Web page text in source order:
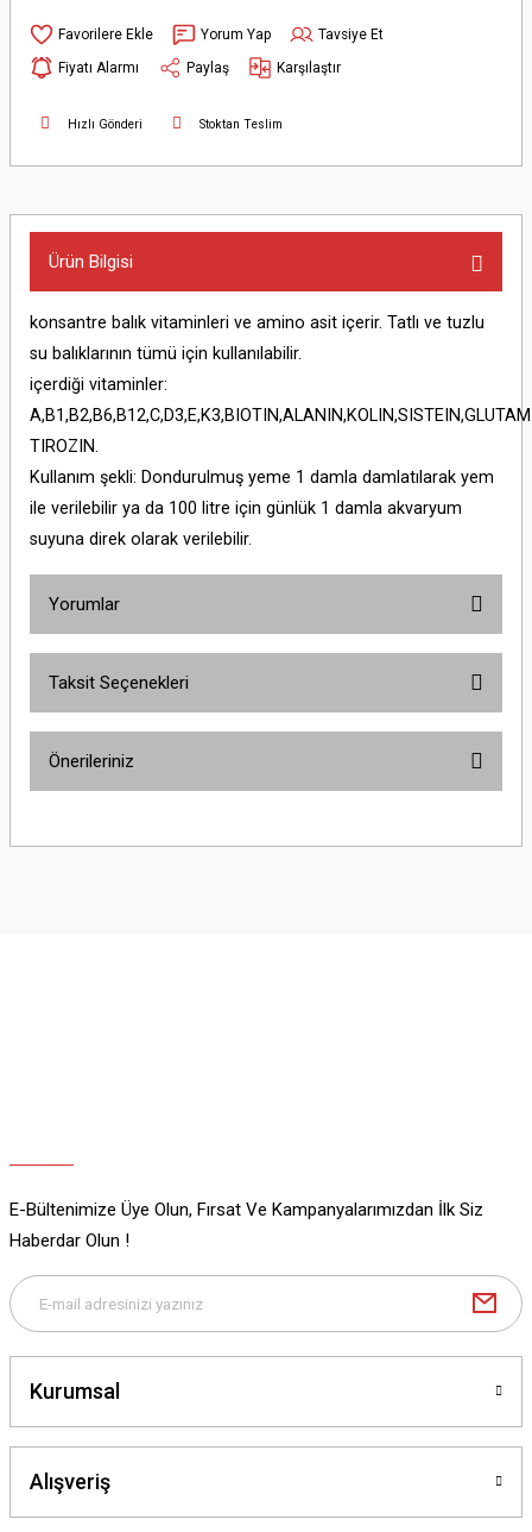
Yorum Yap
Tavsiye Et
Fiyatı Alarmı
Paylaş Karşılaştır
Hızlı Gönderi Stoktan Teslim
Ürün Bilgisi
konsantre balık vitaminleri ve amino asit içerir. Tatlı ve tuzlu
su balıklarının tümü için kullanılabilir.
içerdiği vitaminler:
TIROZIN.
Kullanım şekli: Dondurulmuş yeme 1 damla damlatılarak yem
ile verilebilir ya da 100 litre için günlük 1 damla akvaryum
suyuna direk olarak verilebilir.
Yorumlar
Taksit Seçenekleri
Önerileriniz
yetersiz gördüğünüz noktaları öneri formunu kullanarak tarafımıza
E-Bültenimize Üye Olun, Fırsat Ve Kampanyalarımızdan İlk Siz
Haberdar Olun !
Kurumsal
Alışveriş